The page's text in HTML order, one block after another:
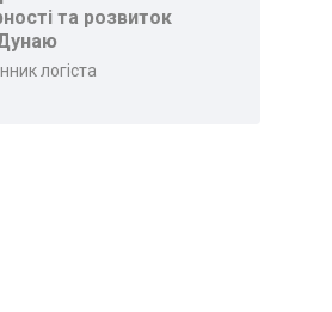
та розвиток
логіста